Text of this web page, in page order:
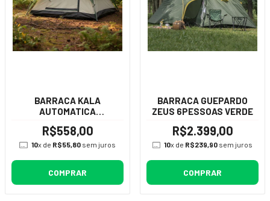
BARRACA KALA
AUTOMATICA
R$558,00
10x de R$55,80sem juros
COMPRAR
BARRACA GUEPARDO
ZEUS 6PESSOAS VERDE
R$2.399,00
10x de R$239,90 sem juros
COMPRAR